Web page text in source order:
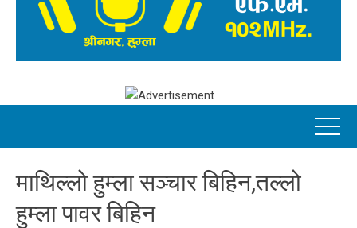
माथिल्लो हुम्ला सञ्चार बिहिन,तल्लो
हुम्ला पावर बिहिन